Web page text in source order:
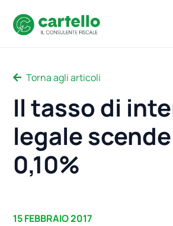
Torna agli articoli
Il tasso di
legale
0,10%
15 FEBBRAIO 2017